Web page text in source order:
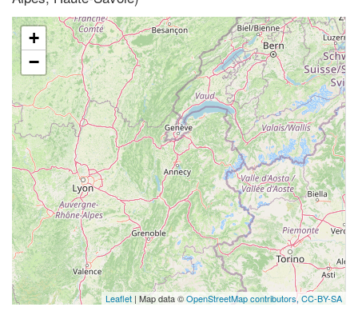
+
−
Leaflet | Map data ©OpenStreetMap contributors,CC-BY-SA